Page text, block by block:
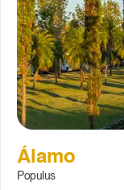
Álamo
Populus